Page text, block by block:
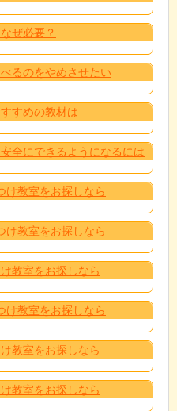
ぜ必要？
るのをやめさせたい
すめの教材は
全にできるようになるには
け教室をお探しなら
け教室をお探しなら
教室をお探しなら
け教室をお探しなら
教室をお探しなら
教室をお探しなら